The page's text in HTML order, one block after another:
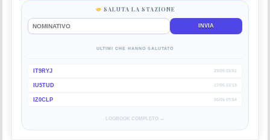
SALUTA LA STAZIONE
INVIA
ULTIMI CHE HANNO SALUTATO
IT9RYJ 29/05 15:51
IU5TUD 17/05 23:19
IZ0CLP 06/05 09:54
LOGBOOK COMPLETO →